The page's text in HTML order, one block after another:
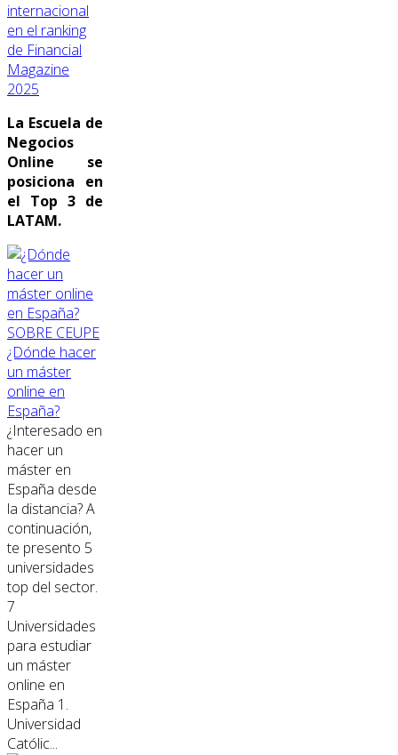
internacional
en el ranking
de Financial
Magazine
2025
La Escuela de
Negocios
Online se
posiciona en
el Top 3 de
LATAM.
SOBRE CEUPE
¿Dónde hacer
un máster
online en
España?
¿Interesado en
hacer un
máster en
España desde
la distancia? A
continuación,
te presento 5
universidades
top del sector.
7
Universidades
para estudiar
un máster
online en
España 1.
Universidad
Católic...